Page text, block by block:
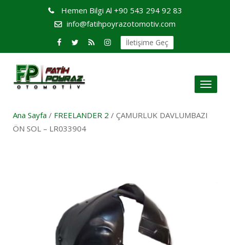
Hemen Bilgi Al +90 543 294 92 83
info@fatihpoyrazotomotiv.com
İletişime Geç
Toggle
Ana Sayfa / FREELANDER 2 / ÇAMURLUK DAVLUMBAZI
ÖN SOL – LR033904